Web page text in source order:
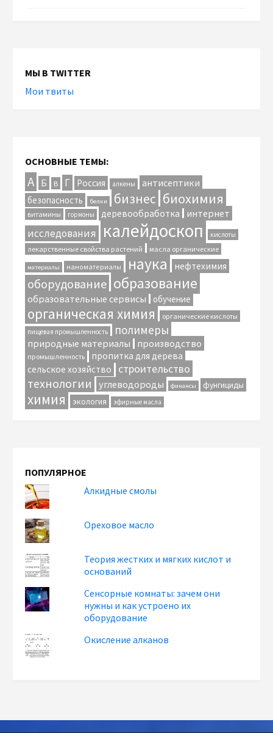
МЫ В TWITTER
Мои твиты
ОСНОВНЫЕ ТЕМЫ:
А Б В Г Россия алкены антисептики
безопасность белки бизнес биохимия
витамины гормоны деревообработка интернет
исследования калейдоскоп кислоты
лекарственные свойства растений масла органические
материалы наноматериалы наука нефтехимия
оборудование образование
образовательные сервисы обучение
органическая химия органические кислоты
пищевая промышленность полимеры
природные материалы производство
промышленность
пропитка для дерева
сельское хозяйство
строительство
технологии углеводороды финансы фунгициды
химия экология эфирные масла
ПОПУЛЯРНОЕ
Алкидные смолы
Ореховое масло
Теория жестких и мягких кислот и
оснований
Сенсорные комнаты: зачем они
нужны и как устроено их
оборудование
Окисление алканов